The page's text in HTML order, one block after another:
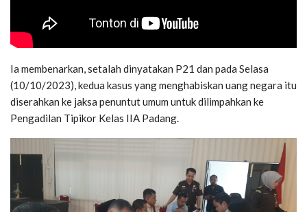
Ia membenarkan, setalah dinyatakan P21 dan pada Selasa
(10/10/2023), kedua kasus yang menghabiskan uang negara itu
diserahkan ke jaksa penuntut umum untuk dilimpahkan ke
Pengadilan Tipikor Kelas IIA Padang.